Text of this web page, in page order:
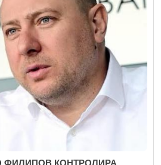
ФИЛИПОВ КОНТРОЛИРА